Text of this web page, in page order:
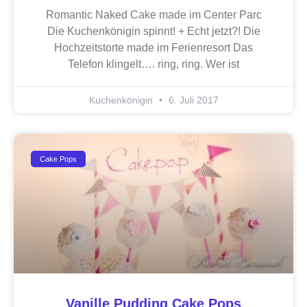
Romantic Naked Cake made im Center Parc
Die Kuchenkönigin spinnt! + Echt jetzt?! Die
Hochzeitstorte made im Ferienresort Das
Telefon klingelt…. ring, ring. Wer ist
Kuchenkönigin 6. Juli 2017
Cake Pops
Vanille Pudding Cake Pops